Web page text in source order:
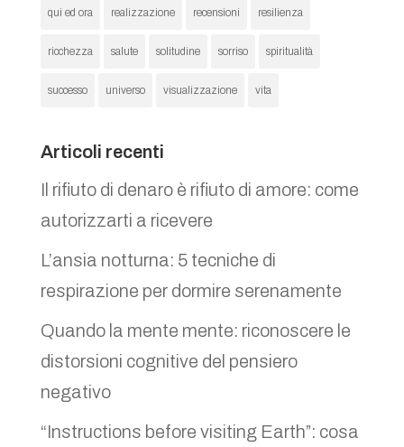
qui ed ora realizzazione recensioni resilienza
ricchezza salute solitudine sorriso spiritualità
successo universo visualizzazione vita
Articoli recenti
Il rifiuto di denaro è rifiuto di amore: come
autorizzarti a ricevere
L’ansia notturna: 5 tecniche di
respirazione per dormire serenamente
Quando la mente mente: riconoscere le
distorsioni cognitive del pensiero
negativo
“Instructions before visiting Earth”: cosa